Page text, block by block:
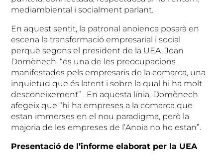
mediambiental i socialment parlant.
En aquest sentit, la patronal anoienca posarà en
escena la transformació empresarial i social
perquè segons el president de la UEA, Joan
Domènech, “és una de les preocupacions
manifestades pels empresaris de la comarca, una
inquietud que és latent i sobre la qual hi ha molt
desconeixement” . En aquesta línia, Domènech
afegeix que “hi ha empreses a la comarca que
estan immerses en el nou paradigma, però la
majoria de les empreses de l’Anoia no ho estan”.
Presentació de l’informe elaborat per la UEA